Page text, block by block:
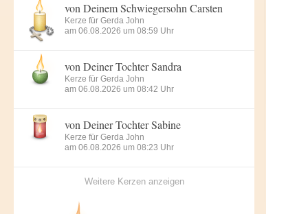
von Deinem Schwiegersohn Carsten
Kerze für Gerda John
am 06.08.2026 um 08:59 Uhr
von Deiner Tochter Sandra
Kerze für Gerda John
am 06.08.2026 um 08:42 Uhr
von Deiner Tochter Sabine
Kerze für Gerda John
am 06.08.2026 um 08:23 Uhr
Weitere Kerzen anzeigen